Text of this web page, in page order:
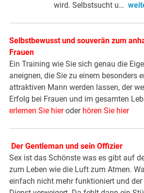
wird. Selbstsucht u…
Selbstbewusst und souverän zum
Frauen
Ein Training wie Sie sich genau die
aneignen, die Sie zu einem besonders
attraktiven Mann werden lassen, der
Erfolg bei Frauen und im gesamten
erlernen Sie hieroder hören Sie hier
Der Gentleman und sein Offizier
Sex ist das Schönste was es gibt auf
zum Leben wie die Luft zum Atmen.
einfach nicht mehr funktioniert und der